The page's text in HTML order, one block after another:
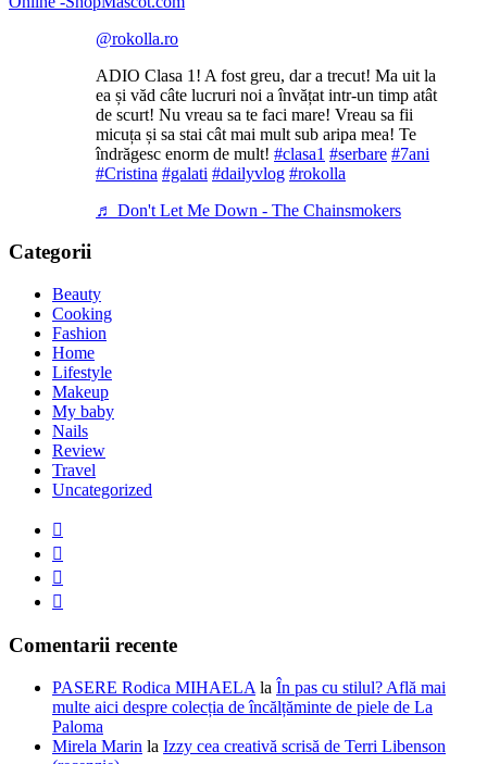
@rokolla.ro
ADIO Clasa 1! A fost greu, dar a trecut! Ma uit la
ea și văd câte lucruri noi a învățat intr-un timp atât
de scurt! Nu vreau sa te faci mare! Vreau sa fii
micuța și sa stai cât mai mult sub aripa mea! Te
îndrăgesc enorm de mult! #clasa1 #serbare #7ani
#Cristina #galati #dailyvlog #rokolla
♬ Don't Let Me Down - The Chainsmokers
Categorii
Beauty
Cooking
Fashion
Home
Lifestyle
Makeup
My baby
Nails
Review
Travel
Uncategorized
Comentarii recente
PASERE Rodica MIHAELA la În pas cu stilul? Află mai
multe aici despre colecția de încălțăminte de piele de La
Paloma
Mirela Marin la Izzy cea creativă scrisă de Terri Libenson